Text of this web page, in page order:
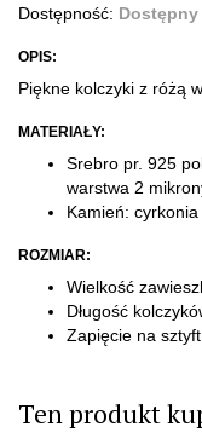
Dostępność: Dostępny
OPIS:
Piękne kolczyki z różą
MATERIAŁY:
Srebro pr. 925
warstwa 2
Kamień: cyrkonia
ROZMIAR:
Wielkość
Długość
Zapięcie na sztyft
Ten produkt